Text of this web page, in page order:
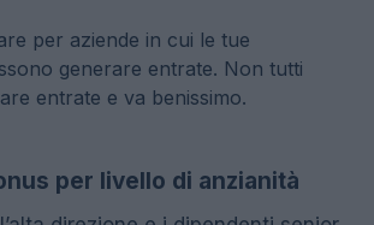
per aziende in cui le tue
generare entrate. Non tutti
entrate e va benissimo.
per livello di anzianità